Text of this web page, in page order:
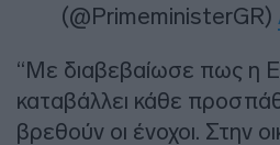
(@PrimeministerGR)
“Με διαβεβαίωσε πως η
καταβάλλει κάθε
βρεθούν οι ένοχοι. Στην